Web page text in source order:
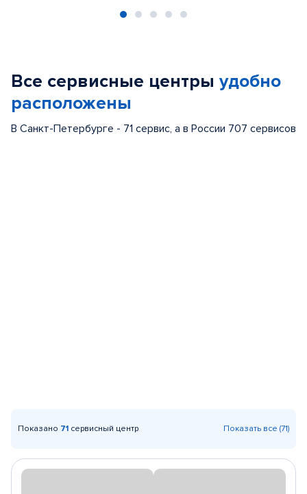
Все сервисные центры удобно
расположены
В Санкт-Петербурге - 71 сервис, а в России 707 сервисов
Показано 71 сервисный центр Показать все (71)